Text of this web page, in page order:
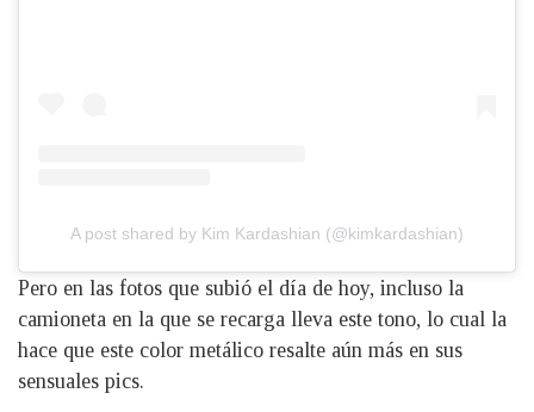
A post shared by Kim Kardashian (@kimkardashian)
Pero en las fotos que subió el día de hoy, incluso la
camioneta en la que se recarga lleva este tono, lo cual la
hace que este color metálico resalte aún más en sus
sensuales pics.